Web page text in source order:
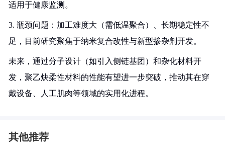
适用于健康监测。
3. 瓶颈问题：加工难度大（需低温聚合）、长期稳定性不
足，目前研究聚焦于纳米复合改性与新型掺杂剂开发。
未来，通过分子设计（如引入侧链基团）和杂化材料开
发，聚乙炔柔性材料的性能有望进一步突破，推动其在穿
戴设备、人工肌肉等领域的实用化进程。
其他推荐